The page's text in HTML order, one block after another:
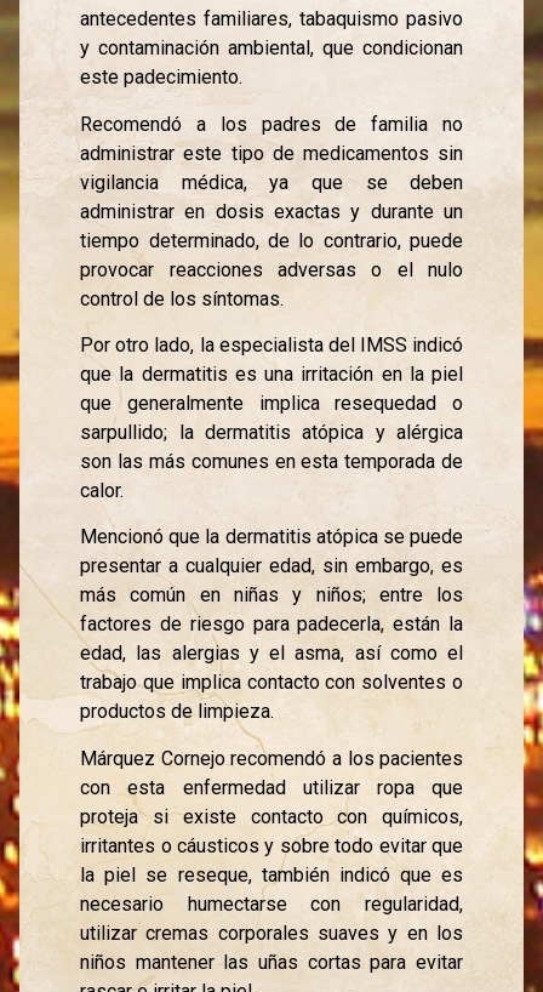
antecedentes familiares, tabaquismo pasivo
y contaminación ambiental, que condicionan
este padecimiento.
Recomendó a los padres de familia no
administrar este tipo de medicamentos sin
vigilancia médica, ya que se deben
administrar en dosis exactas y durante un
tiempo determinado, de lo contrario, puede
provocar reacciones adversas o el nulo
control de los síntomas.
Por otro lado, la especialista del IMSS indicó
que la dermatitis es una irritación en la piel
que generalmente implica resequedad o
sarpullido; la dermatitis atópica y alérgica
son las más comunes en esta temporada de
calor.
Mencionó que la dermatitis atópica se puede
presentar a cualquier edad, sin embargo, es
más común en niñas y niños; entre los
factores de riesgo para padecerla, están la
edad, las alergias y el asma, así como el
trabajo que implica contacto con solventes o
productos de limpieza.
Márquez Cornejo recomendó a los pacientes
con esta enfermedad utilizar ropa que
proteja si existe contacto con químicos,
irritantes o cáusticos y sobre todo evitar que
la piel se reseque, también indicó que es
necesario humectarse con regularidad,
utilizar cremas corporales suaves y en los
niños mantener las uñas cortas para evitar